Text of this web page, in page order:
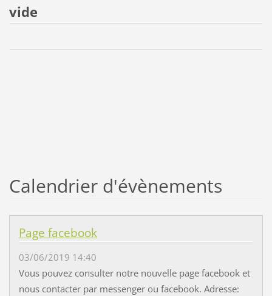
vide
Calendrier d'évènements
Page facebook
03/06/2019 14:40
Vous pouvez consulter notre nouvelle page facebook et
nous contacter par messenger ou facebook. Adresse: